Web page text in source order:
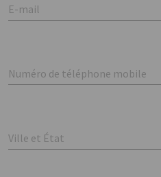
E-mail
Numéro de téléphone mobile
Ville et État